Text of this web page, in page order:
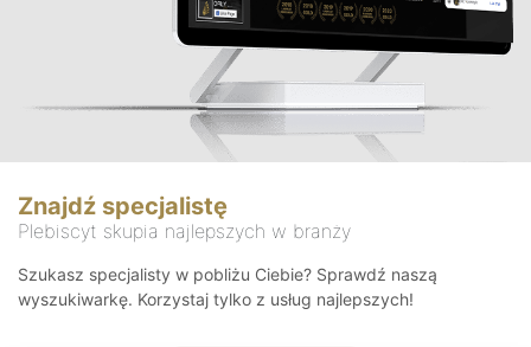
Znajdź specjalistę
Plebiscyt skupia najlepszych w branży
Szukasz specjalisty w pobliżu Ciebie? Sprawdź naszą
wyszukiwarkę. Korzystaj tylko z usług najlepszych!